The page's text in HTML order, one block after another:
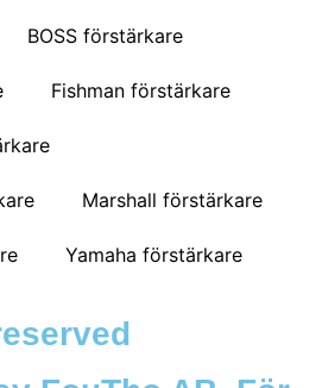
BOSS förstärkare
Fishman förstärkare
Marshall förstärkare
Yamaha förstärkare